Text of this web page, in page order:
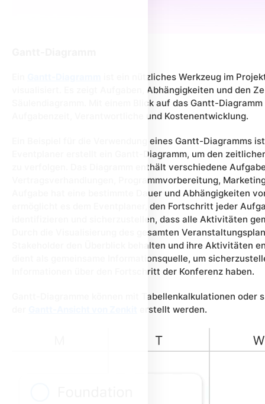
ist ein nützliches Werkzeug im
visualisiert. Es zeigt Aufgaben, Abhängigkeiten und den
Säulendiagramm. Mit einem Blick auf das Gantt-
Aufgabenzeit, Verantwortliche und Kostenentwicklung.
Ein Beispiel für die Verwendung eines Gantt-Diagramms
Eventplaner erstellt ein Gantt-Diagramm, um den
zu verfolgen. Das Diagramm enthält verschiedene
Vertragsverhandlungen, Programmvorbereitung,
Aufgabe hat eine bestimmte Dauer und Abhängigkeiten
ermöglicht es dem Eventplaner, den Fortschritt jeder
identifizieren und sicherzustellen, dass alle Aktivitäten
Durch die Visualisierung des gesamten
Stakeholder den Überblick behalten und ihre Aktivitäten
dient als gemeinsame Informationsquelle, um
Informationen über den Fortschritt der Konferenz haben.
Gantt-Diagramme können mit Tabellenkalkulationen
erstellt werden.